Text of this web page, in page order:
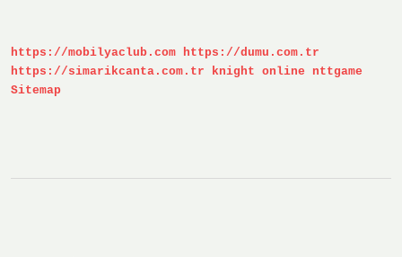
https://mobilyaclub.com https://dumu.com.tr
https://simarikcanta.com.tr
knight online
nttgame
Sitemap